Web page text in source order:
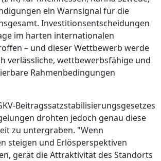
ein Warnsignal für die
Investitionsentscheidungen
im harten internationalen
– und dieser Wettbewerb werde
verlässliche, wettbewerbsfähige und
Rahmenbedingungen
drohten jedoch genau diese
zu untergraben. "Wenn
steigen und Erlösperspektiven
gerät die Attraktivität des Standorts